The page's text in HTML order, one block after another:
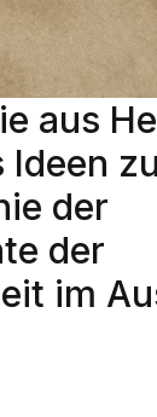
aus
Ideen
der
der
im